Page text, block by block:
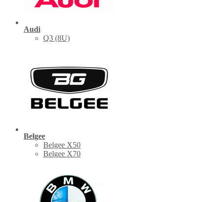
Audi
Q3 (8U)
Belgee
Belgee X50
Belgee X70